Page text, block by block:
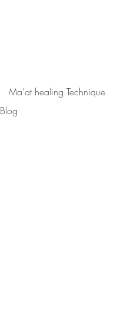
Ma'at healing Technique
Blog